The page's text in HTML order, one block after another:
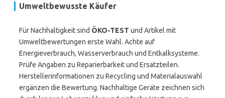
Umweltbewusste Käufer
Für Nachhaltigkeit sind ÖKO-TEST und Artikel mit
Umweltbewertungen erste Wahl. Achte auf
Energieverbrauch, Wasserverbrauch und Entkalksysteme.
Prüfe Angaben zu Reparierbarkeit und Ersatzteilen.
Herstellerinformationen zu Recycling und Materialauswahl
ergänzen die Bewertung. Nachhaltige Geräte zeichnen sich